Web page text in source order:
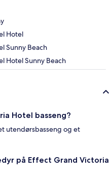
Hotel
Sunny Beach
Hotel Sunny Beach
Hotel basseng?
utendørsbasseng og et
på Effect Grand Victoria